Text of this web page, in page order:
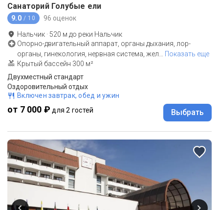
Санаторий Голубые ели
9.0 / 10 96 оценок
Нальчик · 520 м до реки Нальчик
Опорно-двигательный аппарат, органы дыхания, лор-
органы, гинекология, нервная система, жел… Показать еще
Крытый бассейн 300 м²
Двухместный стандарт
Оздоровительный отдых
Включен завтрак, обед и ужин
от 7 000 ₽ для 2 гостей Выбрать